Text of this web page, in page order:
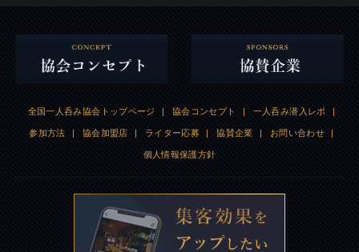
全国一人呑み協会トップページ | 協会コンセプト | 一人呑み潜入レポ |
参加方法 | 協会加盟店 | ライター応募 | 協賛企業 | お問い合わせ |
個人情報保護方針